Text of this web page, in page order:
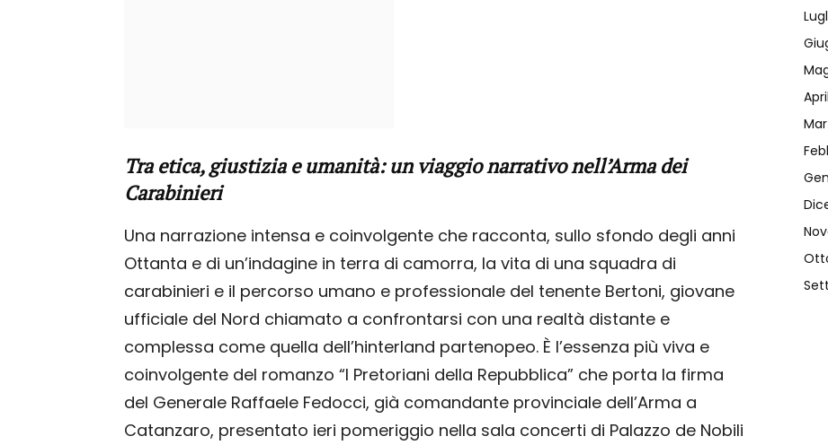
Tra etica, giustizia e umanità: un viaggio narrativo nell’Arma dei
Carabinieri
Una narrazione intensa e coinvolgente che racconta, sullo sfondo degli anni
Ottanta e di un’indagine in terra di camorra, la vita di una squadra di
carabinieri e il percorso umano e professionale del tenente Bertoni, giovane
ufficiale del Nord chiamato a confrontarsi con una realtà distante e
complessa come quella dell’hinterland partenopeo. È l’essenza più viva e
coinvolgente del romanzo “I Pretoriani della Repubblica” che porta la firma
del Generale Raffaele Fedocci, già comandante provinciale dell’Arma a
Catanzaro, presentato ieri pomeriggio nella sala concerti di Palazzo de Nobili